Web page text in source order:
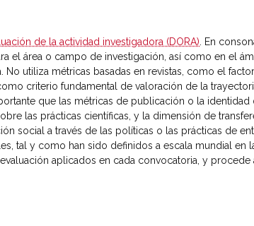
de la actividad investigadora (DORA) . En
el área o campo de investigación, así como en el
utiliza métricas basadas en revistas, como el
criterio fundamental de valoración de la
que las métricas de publicación o la identidad
las prácticas científicas, y la dimensión de
social a través de las políticas o las prácticas de
tal y como han sido definidos a escala mundial en
aplicados en cada convocatoria, y procede